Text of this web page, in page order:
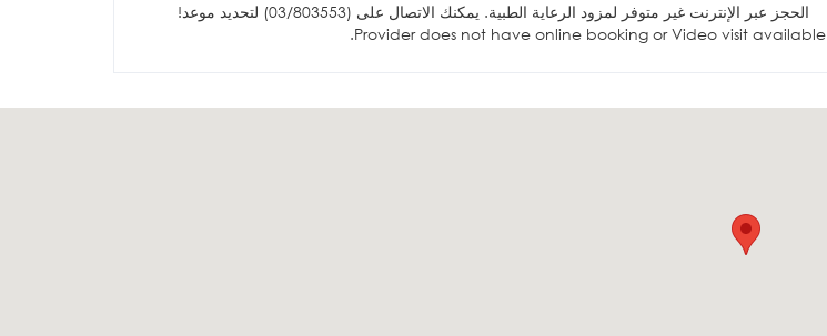
الحجز عبر الإنترنت غير متوفر لمزود الرعاية الطبية. يمكنك الاتصال على (03/803553) لتحديد موعد!
Provider does not have online booking or Video visit available.